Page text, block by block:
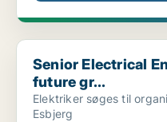
Senior Electrical Engineer
Senior Electrical
future gr...
Elektriker søges til
Esbjerg